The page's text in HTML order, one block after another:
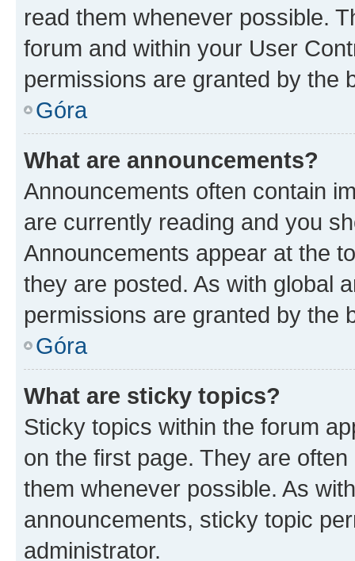
read them whenever possible.
forum and within your User
permissions are granted by the
Góra
What are announcements?
Announcements often contain
are currently reading and you
Announcements appear at the
they are posted. As with global
permissions are granted by the
Góra
What are sticky topics?
Sticky topics within the forum
on the first page. They are
them whenever possible. As
announcements, sticky topic
administrator.